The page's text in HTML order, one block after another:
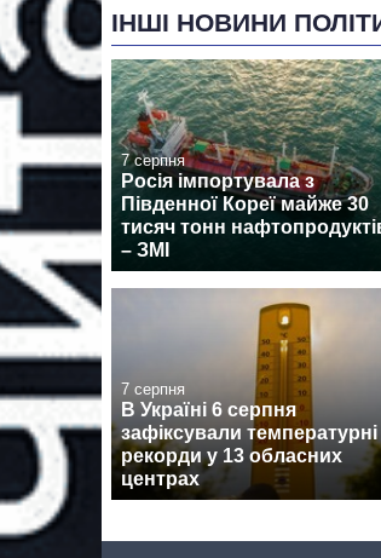
ІНШІ НОВИНИ
7 серпня
Росія імпортувала з
Південної Кореї майже 30
тисяч тонн
– ЗМІ
7 серпня
В Україні 6 серпня
зафіксували температурні
рекорди у 13 обласних
центрах